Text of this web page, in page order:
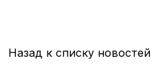
Назад к списку новостей